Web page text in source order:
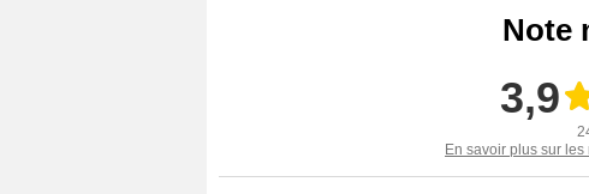
Note
3,9
En savoir plus sur